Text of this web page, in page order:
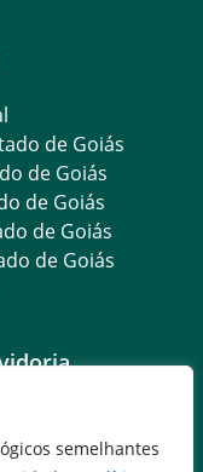
semelhantes
de Goiás
de Goiás
de Goiás
de Goiás
de Goiás